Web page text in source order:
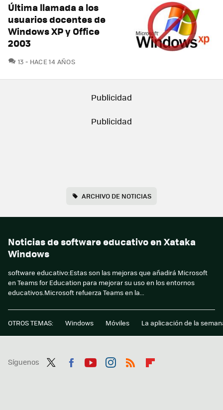
Última llamada a los
usuarios docentes de
Windows XP y Office
2003
13 COMENTARIOS
HACE 14 AÑOS
ARCHIVO DE NOTICIAS
Noticias de software educativo en Xataka
Windows
software educativo:Estas son las mejoras que añadirá Microsoft
en Teams for Education para mejorar su uso en los entornos
educativos.Microsoft refuerza Teams en la...
OTROS TEMAS: Windows Móviles La aplicación de la
Síguenos